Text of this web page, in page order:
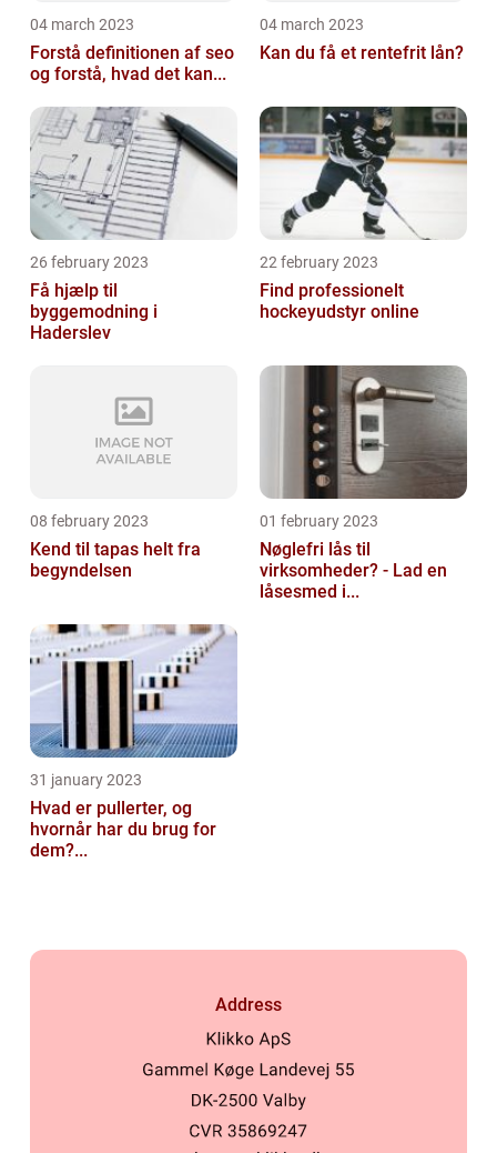
04 march 2023
Forstå definitionen af seo
og forstå, hvad det kan...
04 march 2023
Kan du få et rentefrit lån?
26 february 2023
Få hjælp til
byggemodning i
Haderslev
22 february 2023
Find professionelt
hockeyudstyr online
08 february 2023
Kend til tapas helt fra
begyndelsen
01 february 2023
Nøglefri lås til
virksomheder? - Lad en
låsesmed i...
31 january 2023
Hvad er pullerter, og
hvornår har du brug for
dem?...
Address